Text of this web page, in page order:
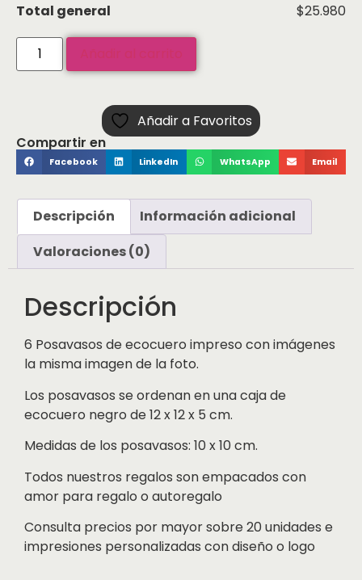
Total general
$25.980
Añadir a Favoritos
Compartir en
Facebook LinkedIn WhatsApp Email
Descripción
Información adicional
Valoraciones (0)
Descripción
6 Posavasos de ecocuero impreso con imágenes
la misma imagen de la foto.
Los posavasos se ordenan en una caja de
ecocuero negro de 12 x 12 x 5 cm.
Medidas de los posavasos: 10 x 10 cm.
Todos nuestros regalos son empacados con
amor para regalo o autoregalo
Consulta precios por mayor sobre 20 unidades e
impresiones personalizadas con diseño o logo